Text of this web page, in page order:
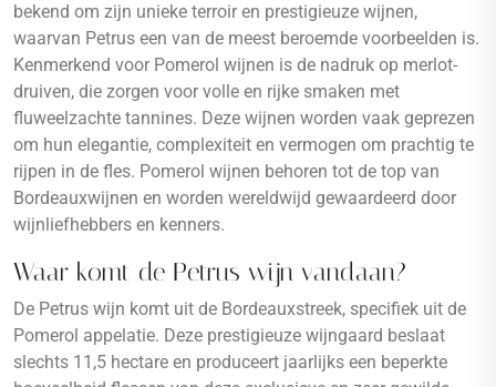
bekend om zijn unieke terroir en prestigieuze wijnen,
waarvan Petrus een van de meest beroemde voorbeelden is.
Kenmerkend voor Pomerol wijnen is de nadruk op merlot-
druiven, die zorgen voor volle en rijke smaken met
fluweelzachte tannines. Deze wijnen worden vaak geprezen
om hun elegantie, complexiteit en vermogen om prachtig te
rijpen in de fles. Pomerol wijnen behoren tot de top van
Bordeauxwijnen en worden wereldwijd gewaardeerd door
wijnliefhebbers en kenners.
Waar komt de Petrus wijn vandaan?
De Petrus wijn komt uit de Bordeauxstreek, specifiek uit de
Pomerol appelatie. Deze prestigieuze wijngaard beslaat
slechts 11,5 hectare en produceert jaarlijks een beperkte